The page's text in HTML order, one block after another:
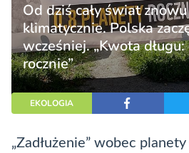
Od dziś cały świat znowu
klimatycznie. Polska
wcześniej. „Kwota
rocznie”
EKOLOGIA
„Zadłużenie” wobec